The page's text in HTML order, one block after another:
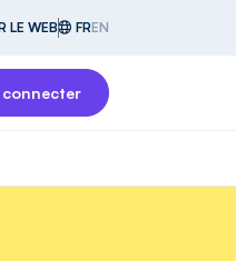
LE WEB FREN
connecter